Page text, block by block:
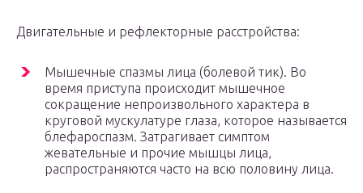
Двигательные и рефлекторные расстройства:
Мышечные спазмы лица (болевой тик). Во
время приступа происходит мышечное
сокращение непроизвольного характера в
круговой мускулатуре глаза, которое называется
блефароспазм. Затрагивает симптом
жевательные и прочие мышцы лица,
распространяются часто на всю половину лица.